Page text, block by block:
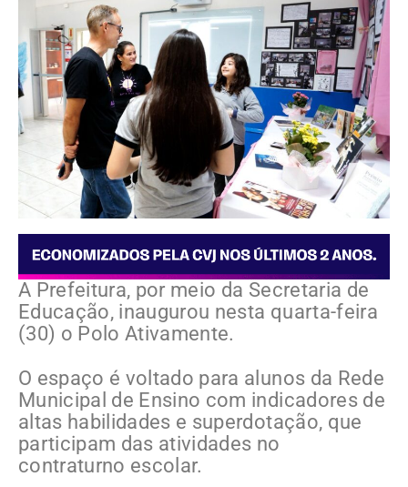
A Prefeitura, por meio da Secretaria de
Educação, inaugurou nesta quarta-feira
(30) o Polo Ativamente.
O espaço é voltado para alunos da Rede
Municipal de Ensino com indicadores de
altas habilidades e superdotação, que
participam das atividades no
contraturno escolar.